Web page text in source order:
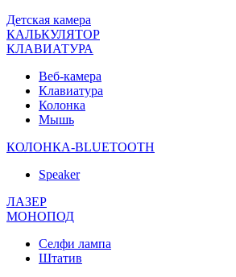
Детская камера
КАЛЬКУЛЯТОР
КЛАВИАТУРА
Веб-камера
Клавиатура
Колонка
Мышь
КОЛОНКА-BLUETOOTH
Speaker
ЛАЗЕР
МОНОПОД
Селфи лампа
Штатив